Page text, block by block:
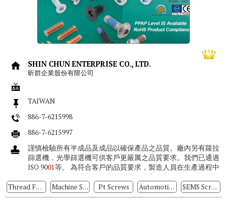
SHIN CHUN ENTERPRISE CO., LTD.
昕群企業股份有限公司
TAIWAN
886-7-6215998
886-7-6215997
謹慎檢驗所有半成品及成品以確保產品之品質。廠內另有籮拉
篩選機，光學篩選機可供客戶更嚴厲之品質要求。我們已通過
ISO 9001等。 為符合客戶的品質要求，製造人員在生產過程中
謹慎檢驗所有半成品及成品以確保產品之品質。廠內另有籮拉
篩選機，光學...
Thread Forming Screws Machine Screws Pt Screws Automotive Screws SEMS Screws